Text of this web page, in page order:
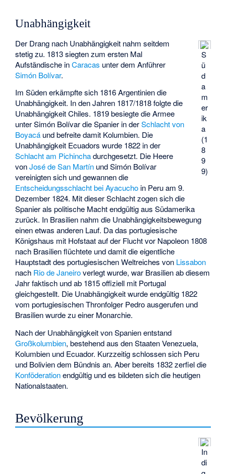
Unabhängigkeit
S
ü
d
a
m
er
ik
a
(1
8
9
9)
Der Drang nach Unabhängigkeit nahm seitdem
stetig zu. 1813 siegten zum ersten Mal
Aufständische inCaracas unter dem Anführer
Simón Bolívar.
Im Süden erkämpfte sich 1816 Argentinien die
Unabhängigkeit. In den Jahren 1817/1818 folgte die
Unabhängigkeit Chiles. 1819 besiegte die Armee
unter Simón Bolívar die Spanier in derSchlacht von
Boyacá und befreite damit Kolumbien. Die
Unabhängigkeit Ecuadors wurde 1822 in der
Schlacht am Pichinchadurchgesetzt. Die Heere
vonJosé de San Martín und Simón Bolívar
vereinigten sich und gewannen die
Entscheidungsschlacht bei Ayacucho in Peru am 9.
Dezember 1824. Mit dieser Schlacht zogen sich die
Spanier als politische Macht endgültig aus Südamerika
zurück. In Brasilien nahm die Unabhängigkeitsbewegung
einen etwas anderen Lauf. Da das portugiesische
Königshaus mit Hofstaat auf der Flucht vor Napoleon 1808
nach Brasilien flüchtete und damit die eigentliche
Hauptstadt des portugiesischen Weltreiches von Lissabon
nach Rio de Janeiroverlegt wurde, war Brasilien ab diesem
Jahr faktisch und ab 1815 offiziell mit Portugal
gleichgestellt. Die Unabhängigkeit wurde endgültig 1822
vom portugiesischen Thronfolger Pedro ausgerufen und
Brasilien wurde zu einer Monarchie.
Nach der Unabhängigkeit von Spanien entstand
Großkolumbien, bestehend aus den Staaten Venezuela,
Kolumbien und Ecuador. Kurzzeitig schlossen sich Peru
und Bolivien dem Bündnis an. Aber bereits 1832 zerfiel die
Konföderationendgültig und es bildeten sich die heutigen
Nationalstaaten.
Bevölkerung
In
di